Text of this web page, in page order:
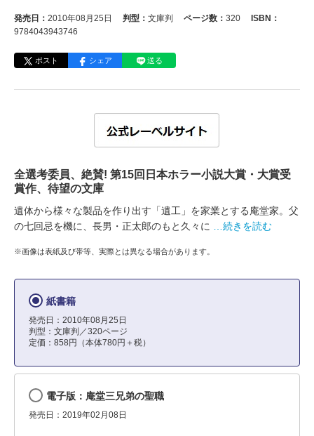
発売日： 2010年08月25日 判型： 文庫判 ページ数： 320
ISBN：
9784043943746
ポスト シェア 送る
全選考委員、絶賛! 第15回日本ホラー小説大賞・大賞受
賞作、待望の文庫
遺体から様々な製品を作り出す「遺工」を家業とする庵堂家。父
の七回忌を機に、長男・正太郎のもと久々に
…続きを読む
※画像は表紙及び帯等、実際とは異なる場合があります。
紙書籍
発売日：2010年08月25日
判型：文庫判／320ページ
定価：858円（本体780円＋税）
電子版：庵堂三兄弟の聖職
発売日：2019年02月08日